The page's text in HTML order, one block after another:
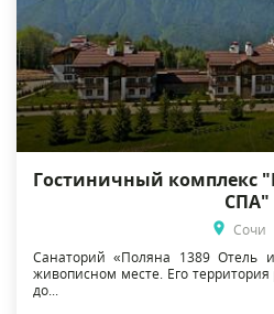
Гостиничный комплекс
СПА"
Сочи
Санаторий «Поляна 1389 Отель
живописном месте. Его
до...